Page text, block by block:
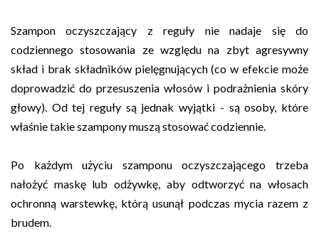
Szampon oczyszczający z reguły nie nadaje się do
codziennego stosowania ze względu na zbyt agresywny
skład i brak składników pielęgnujących (co w efekcie może
doprowadzić do przesuszenia włosów i podrażnienia skóry
głowy). Od tej reguły są jednak wyjątki - są osoby, które
właśnie takie szampony muszą stosować codziennie.
Po każdym użyciu szamponu oczyszczającego trzeba
nałożyć maskę lub odżywkę, aby odtworzyć na włosach
ochronną warstewkę, którą usunął podczas mycia razem z
brudem.